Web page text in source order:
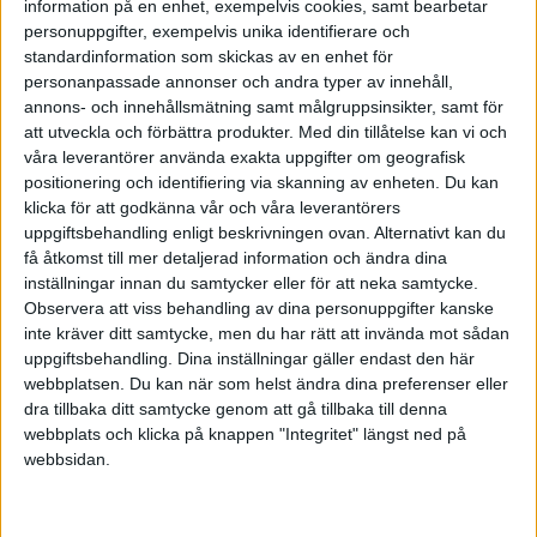
information på en enhet, exempelvis cookies, samt bearbetar
personuppgifter, exempelvis unika identifierare och
standardinformation som skickas av en enhet för
personanpassade annonser och andra typer av innehåll,
annons- och innehållsmätning samt målgruppsinsikter, samt för
att utveckla och förbättra produkter. Med din tillåtelse kan vi och
våra leverantörer använda exakta uppgifter om geografisk
positionering och identifiering via skanning av enheten. Du kan
klicka för att godkänna vår och våra leverantörers
uppgiftsbehandling enligt beskrivningen ovan. Alternativt kan du
få åtkomst till mer detaljerad information och ändra dina
inställningar innan du samtycker eller för att neka samtycke.
Observera att viss behandling av dina personuppgifter kanske
inte kräver ditt samtycke, men du har rätt att invända mot sådan
uppgiftsbehandling. Dina inställningar gäller endast den här
webbplatsen. Du kan när som helst ändra dina preferenser eller
dra tillbaka ditt samtycke genom att gå tillbaka till denna
webbplats och klicka på knappen "Integritet" längst ned på
webbsidan.
Författare till Tore Wretmans biografier plus
ett flertal egna böcker, nu senast prisade
Ägget - en mat- och kulturhistoria. Som
nästan ingen annan har han själv prövat på
olika medieformer liksom ägandeformernas
mångfald. Han har belönats med Stora
Journalistpriset för flaggskeppet Vecko-
Journalens sista nummer och för tidningen
Resumé.
Nedan ser du samtliga citat kompilerade
av Mats Ekdahl
Prenumerera på vårt nyhetsbrev
Bli en av de 13 000 som läser vårt nyhetsbrev varje
vecka. Inspiration och kunskap, varje torsdag.